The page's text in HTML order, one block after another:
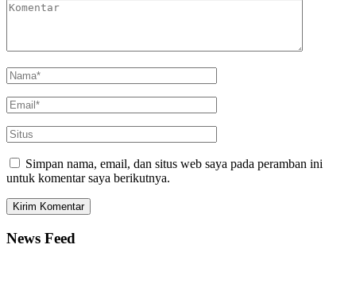
Simpan nama, email, dan situs web saya pada peramban ini
untuk komentar saya berikutnya.
News Feed